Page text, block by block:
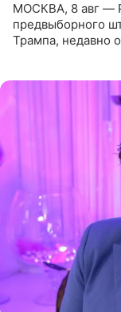
МОСКВА, 8 авг —
предвыборного
Трампа, недавно